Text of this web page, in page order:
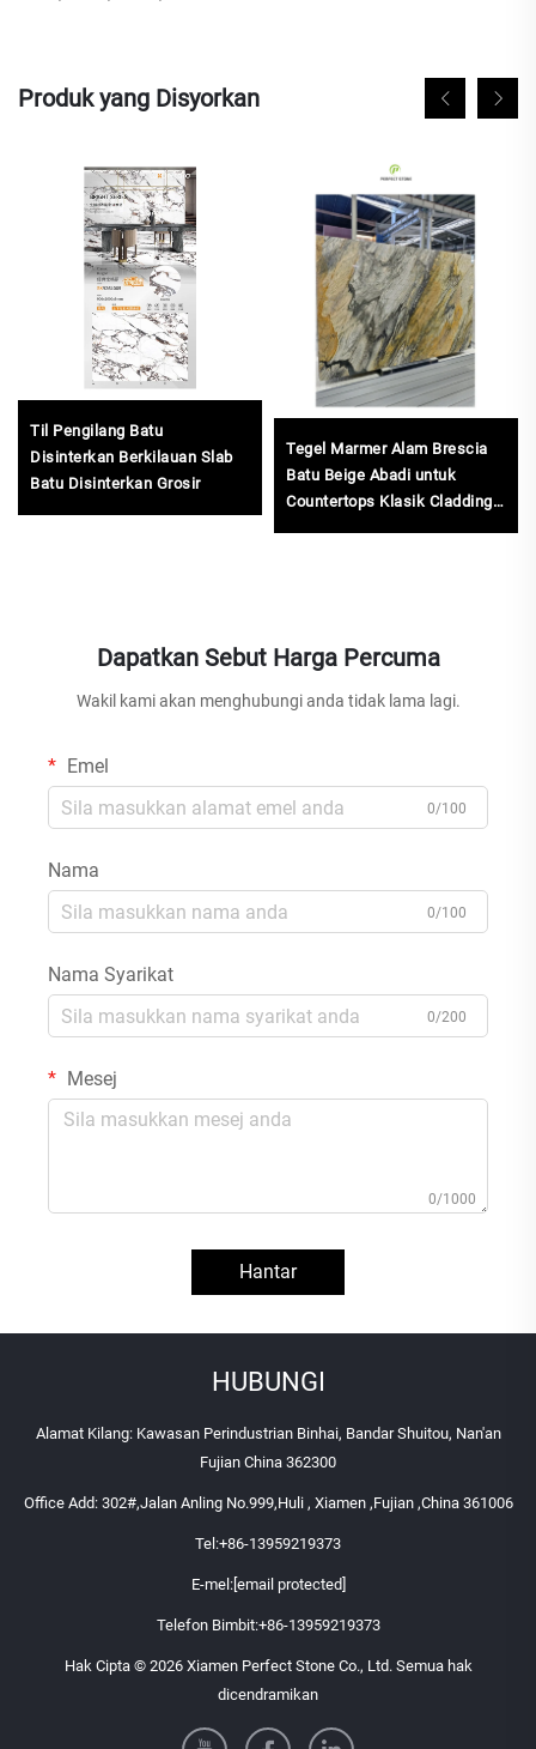
Produk yang Disyorkan
Til Pengilang Batu
Disinterkan Berkilauan Slab
Batu Disinterkan Grosir
Tegel Marmer Alam Brescia
Batu Beige Abadi untuk
Countertops Klasik Cladding
Dapatkan Sebut Harga Percuma
Wakil kami akan menghubungi anda tidak lama lagi.
Emel
0/100
Nama
0/100
Nama Syarikat
0/200
Mesej
0/1000
Hantar
HUBUNGI
Alamat Kilang: Kawasan Perindustrian Binhai, Bandar Shuitou, Nan'an
Fujian China 362300
Office Add: 302#,Jalan Anling No.999,Huli , Xiamen ,Fujian ,China 361006
Tel:+86-13959219373
E-mel:[email protected]
Telefon Bimbit:+86-13959219373
Hak Cipta © 2026 Xiamen Perfect Stone Co., Ltd. Semua hak
dicendramikan